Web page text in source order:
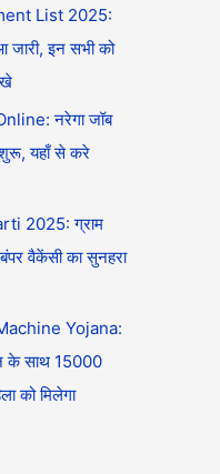
List 2025:
जारी, इन सभी को
नरेगा जॉब
यहाँ से करे
2025: ग्राम
वैकेंसी का सुनहरा
Yojana:
के साथ 15000
को मिलेगा